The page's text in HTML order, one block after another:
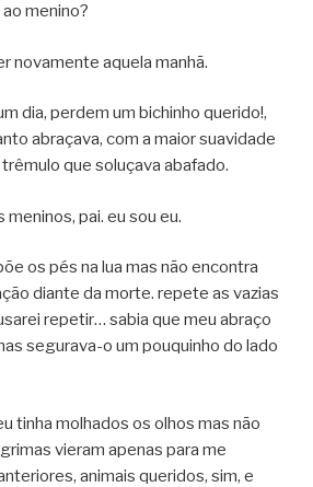
menino?
novamente aquela manhã.
dia, perdem um bichinho querido!,
abraçava, com a maior suavidade
que soluçava abafado.
pai. eu sou eu.
os pés na lua mas não encontra
diante da morte. repete as vazias
repetir… sabia que meu abraço
segurava-o um pouquinho do lado
tinha molhados os olhos mas não
vieram apenas para me
animais queridos, sim, e